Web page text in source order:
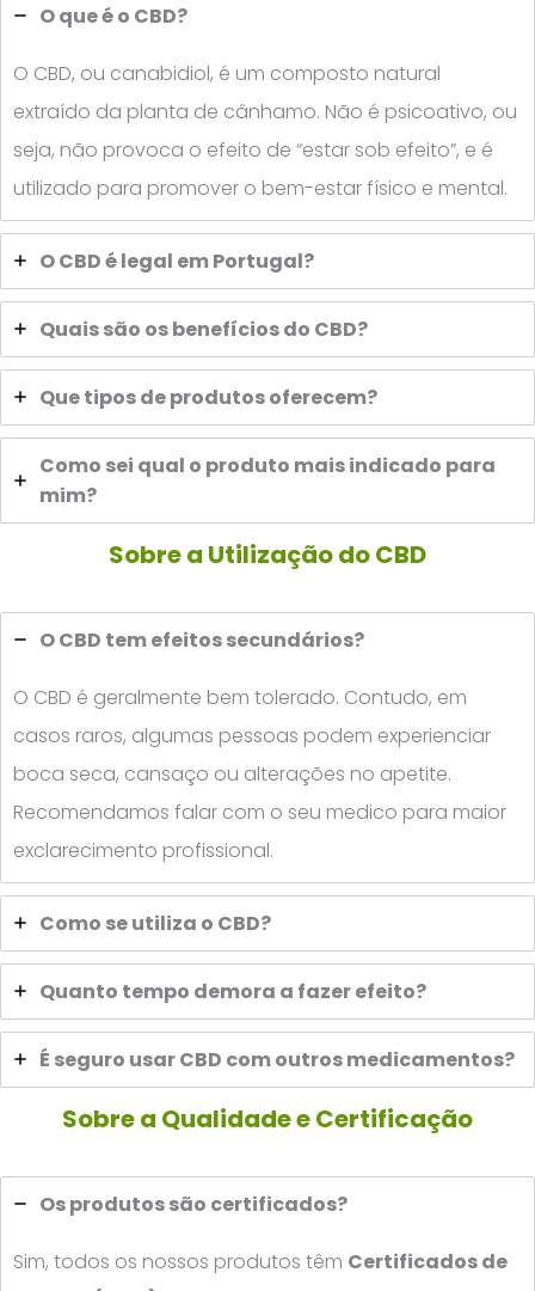
O que é o CBD?
O CBD, ou canabidiol, é um composto natural
extraído da planta de cânhamo. Não é psicoativo, ou
seja, não provoca o efeito de “estar sob efeito”, e é
utilizado para promover o bem-estar físico e mental.
O CBD é legal em Portugal?
Quais são os benefícios do CBD?
Que tipos de produtos oferecem?
Como sei qual o produto mais indicado para
mim?
Sobre a Utilização do CBD
O CBD tem efeitos secundários?
O CBD é geralmente bem tolerado. Contudo, em
casos raros, algumas pessoas podem experienciar
boca seca, cansaço ou alterações no apetite.
Recomendamos falar com o seu medico para maior
exclarecimento profissional.
Como se utiliza o CBD?
Quanto tempo demora a fazer efeito?
É seguro usar CBD com outros medicamentos?
Sobre a Qualidade e Certificação
Os produtos são certificados?
Sim, todos os nossos produtos têm Certificados de